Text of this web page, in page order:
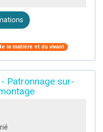
la matière et du vivant
Patronnage sur-